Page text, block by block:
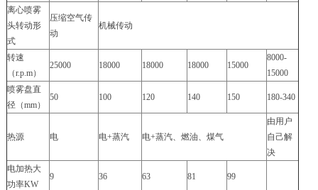
离心喷雾
头转动形
式
压缩空气传
动
机械传动
转速
（r.p.m）
25000 18000 18000 18000 15000
8000-
15000
喷雾盘直
径（mm）
50 100 120 140 150 180-340
热源 电 电+蒸汽 电+蒸汽、燃油、煤气
由用户
自己解
决
电加热大
功率KW
9 36 63 81 99